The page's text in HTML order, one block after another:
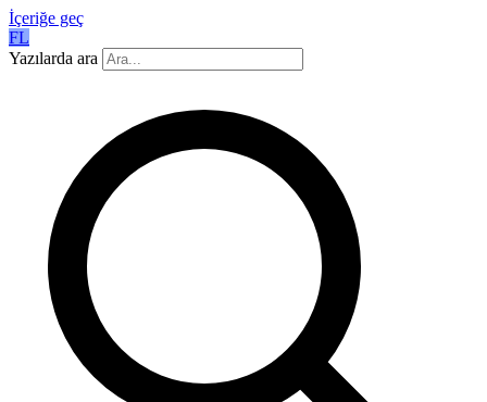
İçeriğe geç
FL
Yazılarda ara